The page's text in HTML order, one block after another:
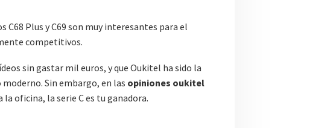
C68 Plus y C69 son muy interesantes para el
competitivos.
sin gastar mil euros, y que Oukitel ha sido la
Sin embargo, en las opiniones oukitel
oficina, la serie C es tu ganadora.